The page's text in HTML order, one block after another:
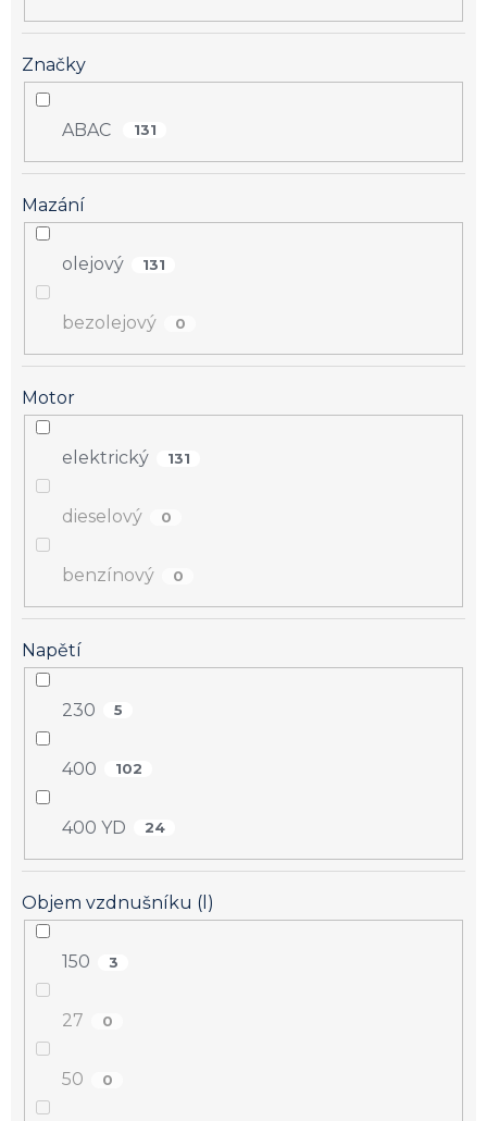
Značky
ABAC 131
Mazání
olejový 131
bezolejový 0
Motor
elektrický 131
dieselový 0
benzínový 0
Napětí
230 5
400 102
400 YD 24
Objem vzdnušníku (l)
150 3
27 0
50 0